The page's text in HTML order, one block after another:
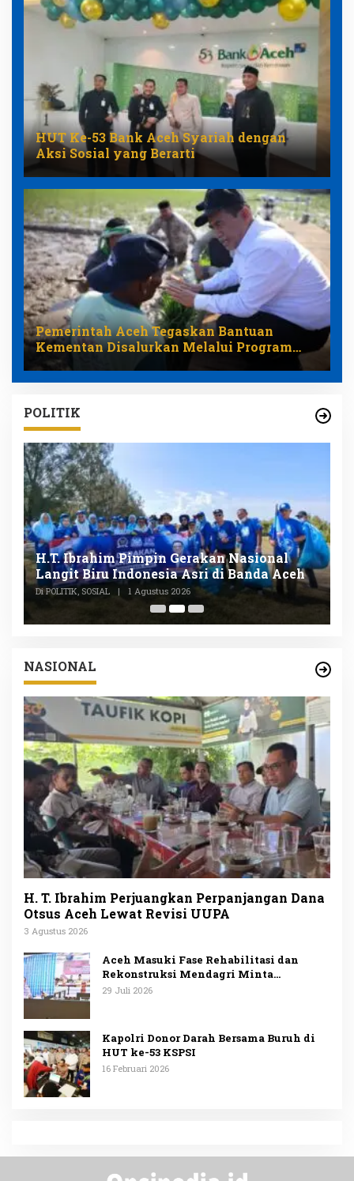
HUT Ke-53 Bank Aceh Syariah dengan
Aksi Sosial yang Berarti
Pemerintah Aceh Tegaskan Bantuan
Kementan Disalurkan Melalui Program
Pemulihan Pertanian
POLITIK
H.T. Ibrahim Pimpin Gerakan Nasional
Langit Biru Indonesia Asri di Banda Aceh
Di POLITIK, SOSIAL | 1 Agustus 2026
NASIONAL
H. T. Ibrahim Perjuangkan Perpanjangan Dana
Otsus Aceh Lewat Revisi UUPA
3 Agustus 2026
Aceh Masuki Fase Rehabilitasi dan
Rekonstruksi Mendagri Minta
Penggunaan Anggaran Dipublikasikan
29 Juli 2026
Kapolri Donor Darah Bersama Buruh di
HUT ke-53 KSPSI
16 Februari 2026